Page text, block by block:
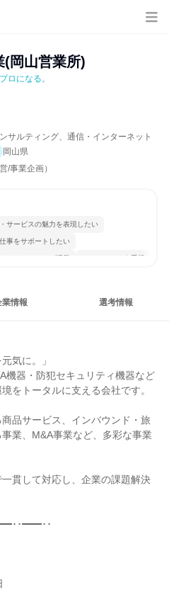
(岡山営業所)
ロになる。
サルティング、通信・インターネット
岡山県
/事業企画）
サービスの魅力を表現したい
事をサポートしたい
ュニケーションが活発 チームワークを重視
業情報 選考情報
気に。」
機器・防犯セキュリティ機器など
をトータルに支える会社です。
品サービス、インバウンド・旅
業、M&A事業など、多彩な事業
貫して対応し、企業の課題解決
･･━━･･